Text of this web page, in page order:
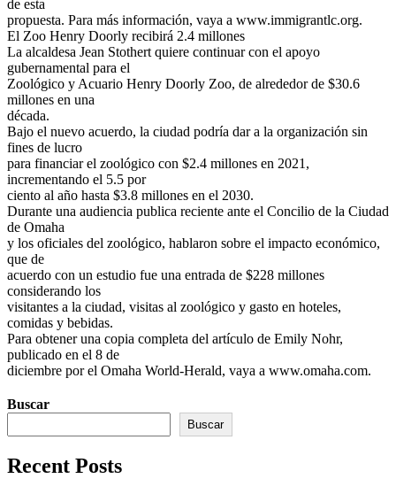
de esta
propuesta. Para más información, vaya a www.immigrantlc.org.
El Zoo Henry Doorly recibirá 2.4 millones
La alcaldesa Jean Stothert quiere continuar con el apoyo
gubernamental para el
Zoológico y Acuario Henry Doorly Zoo, de alrededor de $30.6
millones en una
década.
Bajo el nuevo acuerdo, la ciudad podría dar a la organización sin
fines de lucro
para financiar el zoológico con $2.4 millones en 2021,
incrementando el 5.5 por
ciento al año hasta $3.8 millones en el 2030.
Durante una audiencia publica reciente ante el Concilio de la Ciudad
de Omaha
y los oficiales del zoológico, hablaron sobre el impacto económico,
que de
acuerdo con un estudio fue una entrada de $228 millones
considerando los
visitantes a la ciudad, visitas al zoológico y gasto en hoteles,
comidas y bebidas.
Para obtener una copia completa del artículo de Emily Nohr,
publicado en el 8 de
diciembre por el Omaha World-Herald, vaya a www.omaha.com.
Buscar
Buscar
Recent Posts